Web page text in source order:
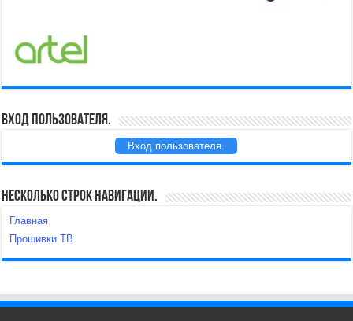
Вход пользователя.
Вход пользователя.
Несколько строк навигации.
Главная
Прошивки ТВ